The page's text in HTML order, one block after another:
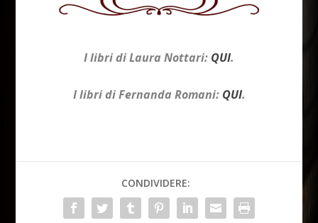
I libri di Laura Nottari: QUI.
I libri di Fernanda Romani: QUI.
CONDIVIDERE: